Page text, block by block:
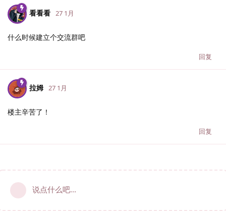
看看看 27 1月
什么时候建立个交流群吧
回复
拉姆 27 1月
楼主辛苦了！
回复
说点什么吧...